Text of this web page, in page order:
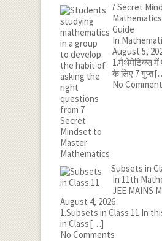
7 Secret
Guide
In
August 5,
1.मैथेमेटिक्स में
के लिए 7 गुप्त
No
Subsets in
In 11th
JEE MAINS
August 4, 2026
1.Subsets in Class 11 In
in Class[…]
No Comments